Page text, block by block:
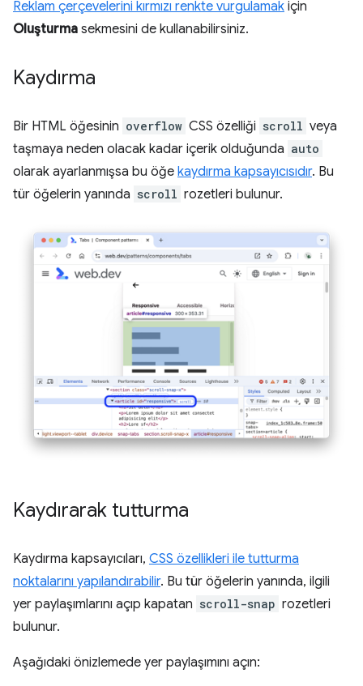
Reklam çerçevelerini kırmızı renkte vurgulamak için
Oluşturma sekmesini de kullanabilirsiniz.
Kaydırma
Bir HTML öğesinin overflow CSS özelliği scroll veya
taşmaya neden olacak kadar içerik olduğunda auto
olarak ayarlanmışsa bu öğe kaydırma kapsayıcısıdır. Bu
tür öğelerin yanında scroll rozetleri bulunur.
Kaydırarak tutturma
Kaydırma kapsayıcıları, CSS özellikleri ile tutturma
noktalarını yapılandırabilir. Bu tür öğelerin yanında, ilgili
yer paylaşımlarını açıp kapatan scroll-snap rozetleri
bulunur.
Aşağıdaki önizlemede yer paylaşımını açın: